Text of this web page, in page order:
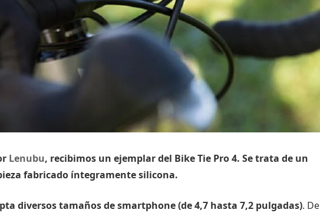
Lenubu, recibimos un ejemplar del Bike Tie Pro 4. Se trata de un
fabricado íntegramente silicona.
diversos tamaños de smartphone (de 4,7 hasta 7,2 pulgadas). De